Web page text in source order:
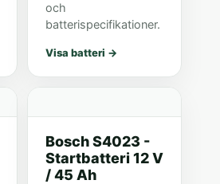
och
batterispecifikationer.
Visa batteri →
Bosch S4023 -
Startbatteri 12 V
/ 45 Ah